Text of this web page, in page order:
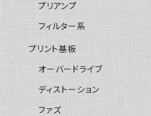
プリアンプ
フィルター系
プリント基板
オーバードライブ
ディストーション
ファズ